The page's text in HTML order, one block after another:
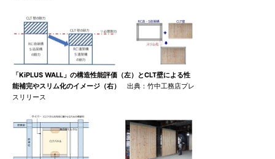
「KiPLUS WALL」の構造性能評価（左）とCLT壁による性
能補完やスリム化のイメージ（右）
出典：竹中工務店プレ
スリリース